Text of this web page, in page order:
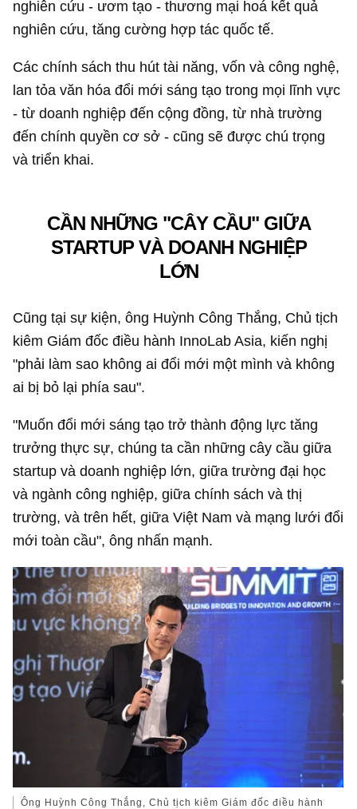
nghiên cứu - ươm tạo - thương mại hoá kết quả
nghiên cứu, tăng cường hợp tác quốc tế.
Các chính sách thu hút tài năng, vốn và công nghệ,
lan tỏa văn hóa đổi mới sáng tạo trong mọi lĩnh vực
- từ doanh nghiệp đến cộng đồng, từ nhà trường
đến chính quyền cơ sở - cũng sẽ được chú trọng
và triển khai.
CẦN NHỮNG "CÂY CẦU" GIỮA
STARTUP VÀ DOANH NGHIỆP
LỚN
Cũng tại sự kiện, ông Huỳnh Công Thắng, Chủ tịch
kiêm Giám đốc điều hành InnoLab Asia, kiến nghị
"phải làm sao không ai đổi mới một mình và không
ai bị bỏ lại phía sau".
"Muốn đổi mới sáng tạo trở thành động lực tăng
trưởng thực sự, chúng ta cần những cây cầu giữa
startup và doanh nghiệp lớn, giữa trường đại học
và ngành công nghiệp, giữa chính sách và thị
trường, và trên hết, giữa Việt Nam và mạng lưới đổi
mới toàn cầu", ông nhấn mạnh.
Ông Huỳnh Công Thắng, Chủ tịch kiêm Giám đốc điều hành